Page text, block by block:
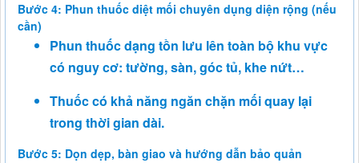
Bước 4: Phun thuốc diệt mối chuyên dụng diện rộng (nếu
cần)
Phun thuốc dạng tồn lưu lên toàn bộ khu vực
có nguy cơ: tường, sàn, góc tủ, khe nứt…
Thuốc có khả năng ngăn chặn mối quay lại
trong thời gian dài.
Bước 5: Dọn dẹp, bàn giao và hướng dẫn bảo quản